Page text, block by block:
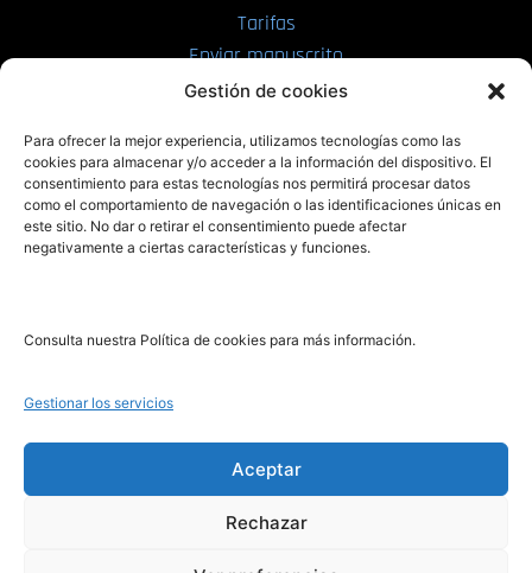
Gestión de cookies
Para ofrecer la mejor experiencia, utilizamos tecnologías como las
cookies para almacenar y/o acceder a la información del dispositivo. El
consentimiento para estas tecnologías nos permitirá procesar datos
como el comportamiento de navegación o las identificaciones únicas en
este sitio. No dar o retirar el consentimiento puede afectar
negativamente a ciertas características y funciones.
Consulta nuestra Política de cookies para más información.
Gestionar los servicios
Aceptar
Rechazar
Tarifas
Enviar manuscrito
PRL | Media
PRL | Films
PRL | Play
PRL | LAB
Noticias
Legal
Aviso Legal
Política de Cookies